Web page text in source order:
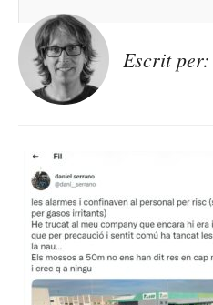
Escrit per: